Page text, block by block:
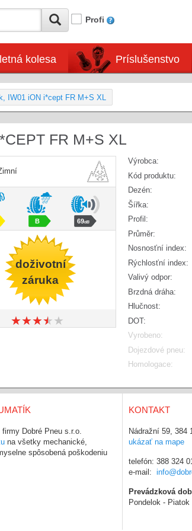
Profi
kolesa Príslušenstvo
IW01 iON i*cept FR M+S XL
FR M+S XL
B 69dB
doživotní
záruka
★★★★★
★★★★★
Výrobca:
Kód produktu:
Dezén:
Šířka:
Profil:
Průměr:
Nosnosťní index:
Rýchlosťní index:
Valivý odpor:
Brzdná dráha:
Hlučnost:
DOT:
Vyrobeno:
Dojezdové pneu:
Homologace:
firmy Dobré Pneu s.r.o.
na všetky mechanické,
spôsobená poškodeniu
KONTAKT
Nádražní 59, 384
ukázať na mape
telefón: 388 324
e-mail:
Prevádzková
Pondelok -